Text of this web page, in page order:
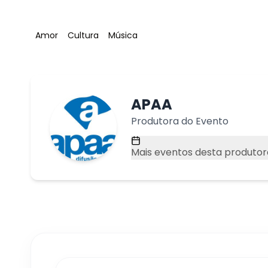
Tag:
Amor Tag:
Cultura Tag:
Música
APAA
Produtora do Evento
Mais eventos desta